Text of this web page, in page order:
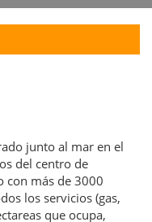
junto al mar en el
del centro de
con más de 3000
los servicios (gas,
que ocupa,